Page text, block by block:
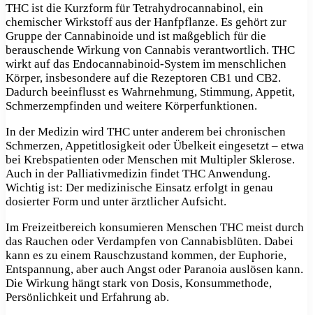
THC ist die Kurzform für Tetrahydrocannabinol, ein
chemischer Wirkstoff aus der Hanfpflanze. Es gehört zur
Gruppe der Cannabinoide und ist maßgeblich für die
berauschende Wirkung von Cannabis verantwortlich. THC
wirkt auf das Endocannabinoid-System im menschlichen
Körper, insbesondere auf die Rezeptoren CB1 und CB2.
Dadurch beeinflusst es Wahrnehmung, Stimmung, Appetit,
Schmerzempfinden und weitere Körperfunktionen.
In der Medizin wird THC unter anderem bei chronischen
Schmerzen, Appetitlosigkeit oder Übelkeit eingesetzt – etwa
bei Krebspatienten oder Menschen mit Multipler Sklerose.
Auch in der Palliativmedizin findet THC Anwendung.
Wichtig ist: Der medizinische Einsatz erfolgt in genau
dosierter Form und unter ärztlicher Aufsicht.
Im Freizeitbereich konsumieren Menschen THC meist durch
das Rauchen oder Verdampfen von Cannabisblüten. Dabei
kann es zu einem Rauschzustand kommen, der Euphorie,
Entspannung, aber auch Angst oder Paranoia auslösen kann.
Die Wirkung hängt stark von Dosis, Konsummethode,
Persönlichkeit und Erfahrung ab.